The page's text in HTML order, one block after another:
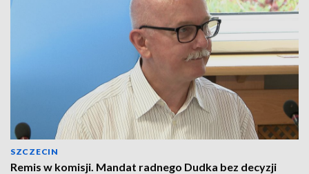
SZCZECIN
Remis w komisji. Mandat radnego Dudka bez decyzji